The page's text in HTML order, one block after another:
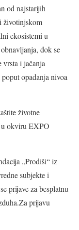
od najstarijih
životinjskom
ekosistemi u
dok se
i jačanja
opadanja nivoa
životne
u okviru EXPO
„Prodiši“ iz
subjekte i
prijave za besplatnu
prijavu